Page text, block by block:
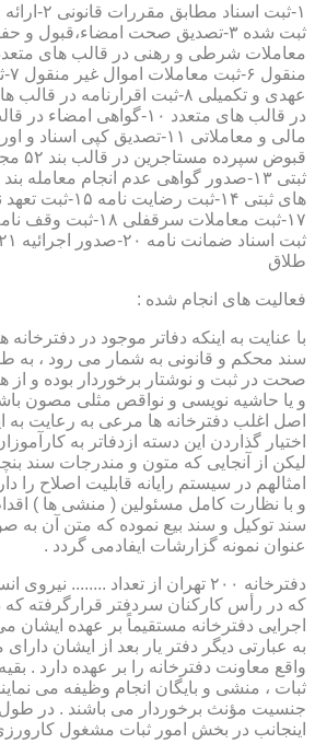
۱-ثبت اسناد
در قالب های متعدد ۱۰-گواهی
قبوض
طلاق
فعالیت های انجام شده :
با عنایت به اینکه دفاتر موجود در
سند محکم و قانونی به شمار می رود ، به
صحت در ثبت و نوشتار برخوردار بوده و از
و یا حاشیه نویسی و نواقص مثلی مصون
اصل اغلب دفترخانه ها مرعی به رعایت به
اختیار گذاردن این دسته ازدفاتر به
لیکن از آنجایی که متون و مندرجات سند
امثالهم در سیستم رایانه قابلیت اصلاح را
و با نظارت کامل مسئولین ( منشی ها )
سند توکیل و سند بیع نموده که متن آن
عنوان نمونه گزارشات ایفادمی گردد .
دفترخانه ۲۰۰ تهران از تعداد ........
که در رأس کارکنان سردفتر قرارگرفته
اجرایی دفترخانه مستقیماً بر عهده ایشان
به عبارتی دیگر دفتر یار بعد از ایشان
واقع معاونت دفترخانه را بر عهده دارد .
ثبات ، منشی و بایگان انجام وظیفه می
جنسیت مؤنث برخوردار می باشند . در
اینجانب در بخش امور ثبات مشغول